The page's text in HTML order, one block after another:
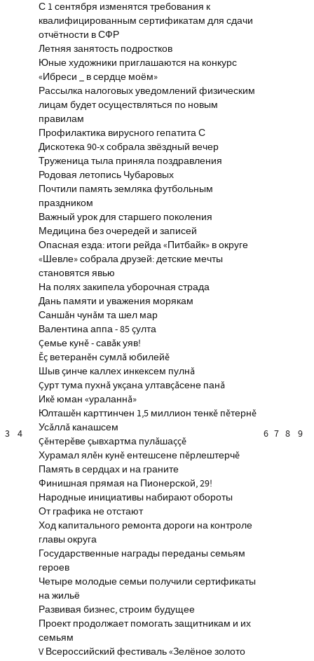
3 4
С 1 сентября изменятся требования к
квалифицированным сертификатам для сдачи
отчётности в СФР
Летняя занятость подростков
Юные художники приглашаются на конкурс
«Ибреси _ в сердце моём»
Рассылка налоговых уведомлений физическим
лицам будет осуществляться по новым
правилам
Профилактика вирусного гепатита С
Дискотека 90-х собрала звёздный вечер
Труженица тыла приняла поздравления
Родовая летопись Чубаровых
Почтили память земляка футбольным
праздником
Важный урок для старшего поколения
Медицина без очередей и записей
Опасная езда: итоги рейда «Питбайк» в округе
«Шевле» собрала друзей: детские мечты
становятся явью
На полях закипела уборочная страда
Дань памяти и уважения морякам
Саншăн чунăм та шел мар
Валентина аппа - 85 çулта
Çемье кунĕ - савăк уяв!
Ĕç ветеранĕн сумлă юбилейĕ
Шыв çинче каллех инкексем пулнă
Çурт тума пухнă укçана ултавçăсене панă
Икĕ юман «ураланнă»
Юлташĕн карттинчен 1,5 миллион тенкĕ пĕтернĕ
Усăллă канашсем
Çĕнтерĕве çывхартма пулăшаççĕ
Хурамал ялĕн кунĕ ентешсене пĕрлештерчĕ
Память в сердцах и на граните
Финишная прямая на Пионерской, 29!
Народные инициативы набирают обороты
От графика не отстают
Ход капитального ремонта дороги на контроле
главы округа
Государственные награды переданы семьям
героев
Четыре молодые семьи получили сертификаты
на жильё
Развивая бизнес, строим будущее
Проект продолжает помогать защитникам и их
семьям
V Всероссийский фестиваль «Зелёное золото
6 7 8 9